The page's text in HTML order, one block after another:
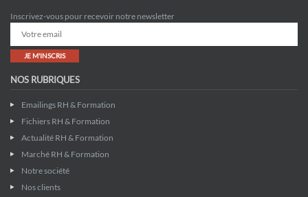
Inscrivez-vous pour recevoir notre newsletter
JE M'INSCRIS
NOS RUBRIQUES
Emailings RH & Formation
Fichiers RH & Formation
Actualité RH & Formation
Marché RH & Formation
Notre société
Nos clients